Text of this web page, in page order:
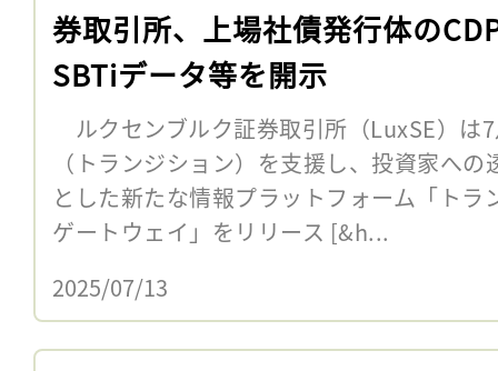
券取引所、上場社債発行体の
SBTiデータ等を開示
ルクセンブルク証券取引所（LuxSE）は
（トランジション）を支援し、投資家へ
とした新たな情報プラットフォーム「ト
ゲートウェイ」をリリース [&h...
2025/07/13